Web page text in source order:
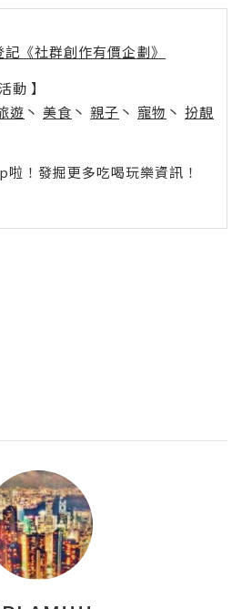
記《社群創作有價企劃》
動 】
遊 丶 美食 丶 親子 丶 寵物 丶 扮靚
！發掘更多吃喝玩樂資訊！